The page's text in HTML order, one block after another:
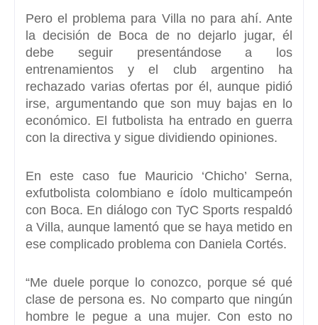
Pero el problema para Villa no para ahí. Ante
la decisión de Boca de no dejarlo jugar, él
debe seguir presentándose a los
entrenamientos y el club argentino ha
rechazado varias ofertas por él, aunque pidió
irse, argumentando que son muy bajas en lo
económico. El futbolista ha entrado en guerra
con la directiva y sigue dividiendo opiniones.
En este caso fue Mauricio ‘Chicho’ Serna,
exfutbolista colombiano e ídolo multicampeón
con Boca. En diálogo con TyC Sports respaldó
a Villa, aunque lamentó que se haya metido en
ese complicado problema con Daniela Cortés.
“Me duele porque lo conozco, porque sé qué
clase de persona es. No comparto que ningún
hombre le pegue a una mujer. Con esto no